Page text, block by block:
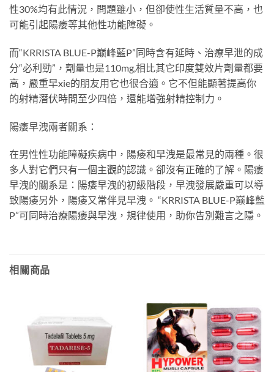
性30%均有此情況，問題雖小，但卻使性生活質量不高，也
可能引起陽痿等其他性功能障礙。
而“KRRISTA BLUE-P巅峰藍P”同時含有延時、治療早泄的成
分“必利勁”，劑量也是110mg,相比其它印度雙效片劑量都要
高，嚴重早xie的朋友用它也很合適。它不但能顯著提高你
的射精潛伏時間至少四倍，還能增強射精控制力。
陽痿早洩兩者關系：
在男性性功能障礙疾病中，陽痿和早洩是最常見的兩種。很
多人對它們只有一個主觀的認識。卻沒有正確的了解。陽痿
早洩的關系是：陽痿早洩的初級階段，早洩發展嚴重可以導
致陽痿另外，陽痿又常伴見早洩。 “KRRISTA BLUE-P巅峰藍
P”可同時治療陽痿與早洩，規律使用，助你告別難言之隱。
相關商品